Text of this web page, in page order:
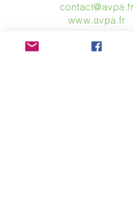
contact@avpa.fr
www.avpa.fr